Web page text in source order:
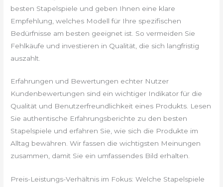
besten Stapelspiele und geben Ihnen eine klare
Empfehlung, welches Modell für Ihre spezifischen
Bedürfnisse am besten geeignet ist. So vermeiden Sie
Fehlkäufe und investieren in Qualität, die sich langfristig
auszahlt.
Erfahrungen und Bewertungen echter Nutzer
Kundenbewertungen sind ein wichtiger Indikator für die
Qualität und Benutzerfreundlichkeit eines Produkts. Lesen
Sie authentische Erfahrungsberichte zu den besten
Stapelspiele und erfahren Sie, wie sich die Produkte im
Alltag bewähren. Wir fassen die wichtigsten Meinungen
zusammen, damit Sie ein umfassendes Bild erhalten.
Preis-Leistungs-Verhältnis im Fokus: Welche Stapelspiele